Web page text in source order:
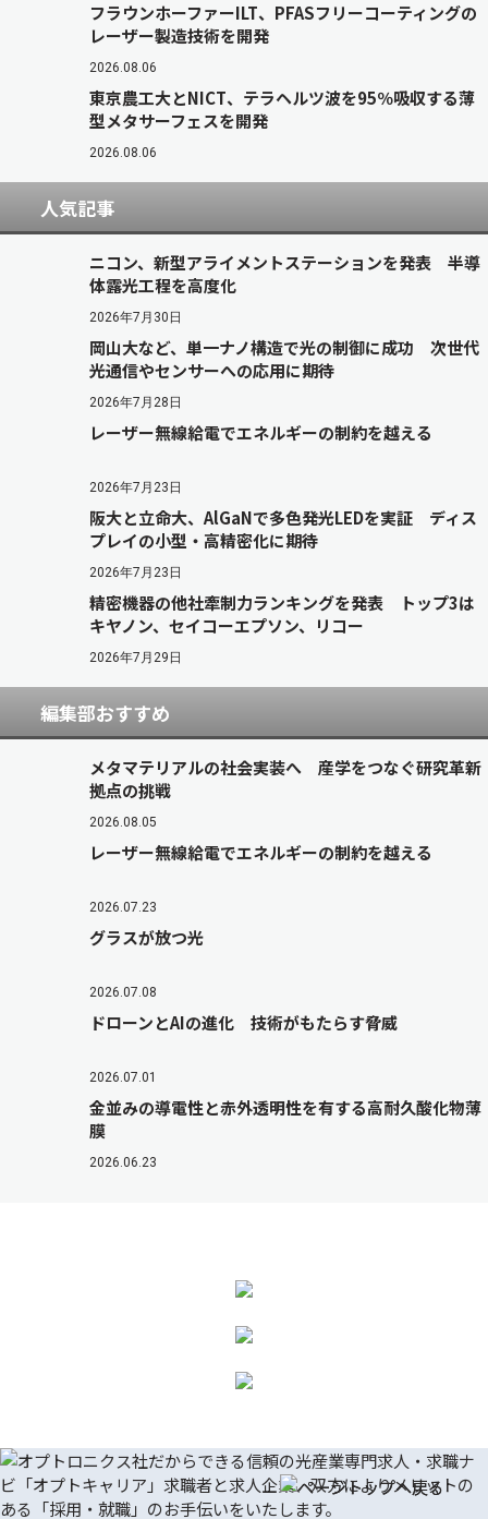
フラウンホーファーILT、PFASフリーコーティングの
レーザー製造技術を開発
2026.08.06
東京農工大とNICT、テラヘルツ波を95％吸収する薄
型メタサーフェスを開発
2026.08.06
人気記事
ニコン、新型アライメントステーションを発表 半導
体露光工程を高度化
2026年7月30日
岡山大など、単一ナノ構造で光の制御に成功 次世代
光通信やセンサーへの応用に期待
2026年7月28日
レーザー無線給電でエネルギーの制約を越える
2026年7月23日
阪大と立命大、AlGaNで多色発光LEDを実証 ディス
プレイの小型・高精密化に期待
2026年7月23日
精密機器の他社牽制力ランキングを発表 トップ3は
キヤノン、セイコーエプソン、リコー
2026年7月29日
編集部おすすめ
メタマテリアルの社会実装へ 産学をつなぐ研究革新
拠点の挑戦
2026.08.05
レーザー無線給電でエネルギーの制約を越える
2026.07.23
グラスが放つ光
2026.07.08
ドローンとAIの進化 技術がもたらす脅威
2026.07.01
金並みの導電性と赤外透明性を有する高耐久酸化物薄
膜
2026.06.23